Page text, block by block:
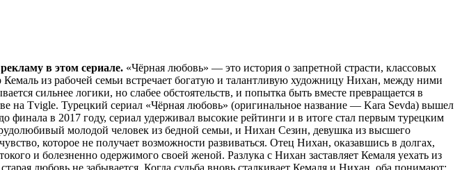
в этом сериале. «Чёрная любовь» — это история о запретной страсти, классовых
из рабочей семьи встречает богатую и талантливую художницу Нихан, между ними
сильнее логики, но слабее обстоятельств, и попытка быть вместе превращается в
на Tvigle. Турецкий сериал «Чёрная любовь» (оригинальное название — Kara Sevda) вышел
финала в 2017 году, сериал удерживал высокие рейтинги и в итоге стал первым турецким
молодой человек из бедной семьи, и Нихан Сезин, девушка из высшего
которое не получает возможности развиваться. Отец Нихан, оказавшись в долгах,
и болезненно одержимого своей женой. Разлука с Нихан заставляет Кемаля уехать из